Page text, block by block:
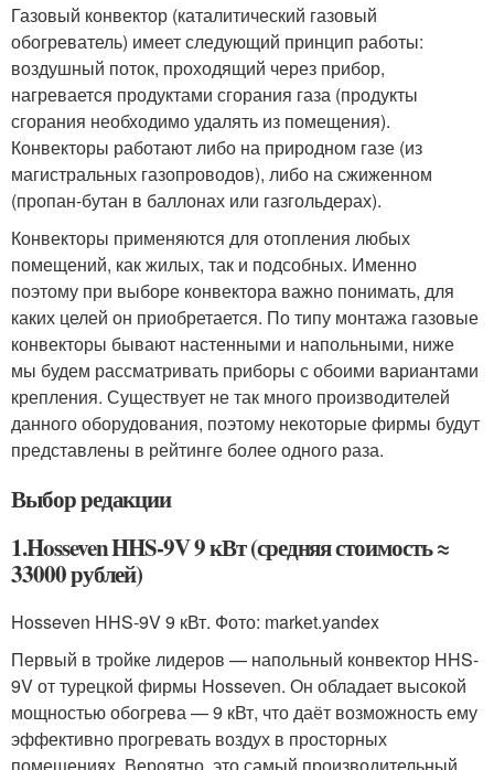
Газовый конвектор (каталитический газовый
обогреватель) имеет следующий принцип работы:
воздушный поток, проходящий через прибор,
нагревается продуктами сгорания газа (продукты
сгорания необходимо удалять из помещения).
Конвекторы работают либо на природном газе (из
магистральных газопроводов), либо на сжиженном
(пропан-бутан в баллонах или газгольдерах).
Конвекторы применяются для отопления любых
помещений, как жилых, так и подсобных. Именно
поэтому при выборе конвектора важно понимать, для
каких целей он приобретается. По типу монтажа газовые
конвекторы бывают настенными и напольными, ниже
мы будем рассматривать приборы с обоими вариантами
крепления. Существует не так много производителей
данного оборудования, поэтому некоторые фирмы будут
представлены в рейтинге более одного раза.
Выбор редакции
1.Hosseven HHS-9V 9 кВт (средняя стоимость ≈
33000 рублей)
Hosseven HHS-9V 9 кВт. Фото: market.yandex
Первый в тройке лидеров — напольный конвектор HHS-
9V от турецкой фирмы Hosseven. Он обладает высокой
мощностью обогрева — 9 кВт, что даёт возможность ему
эффективно прогревать воздух в просторных
помещениях. Вероятно, это самый производительный